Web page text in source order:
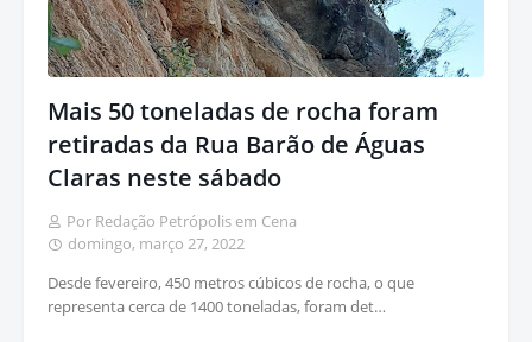
Mais 50 toneladas de rocha foram
retiradas da Rua Barão de Águas
Claras neste sábado
Por Redação Petrópolis em Cena
domingo, março 27, 2022
Desde fevereiro, 450 metros cúbicos de rocha, o que
representa cerca de 1400 toneladas, foram det…